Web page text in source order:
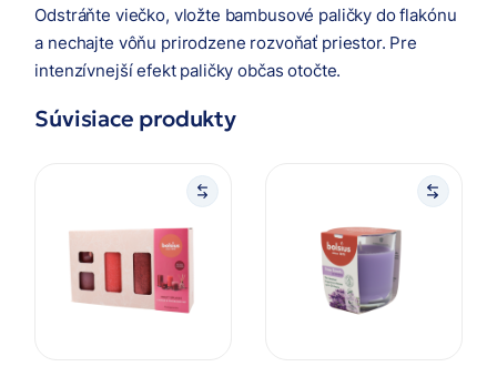
Odstráňte viečko, vložte bambusové paličky do flakónu
a nechajte vôňu prirodzene rozvoňať priestor. Pre
intenzívnejší efekt paličky občas otočte.
Súvisiace produkty